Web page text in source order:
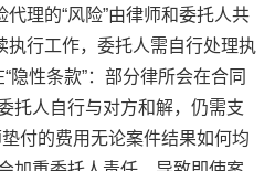
理的“风险”由律师和委托人共
执行工作，委托人需自行处理执
隐性条款”：部分律所会在合同
托人自行与对方和解，仍需支
付的费用无论案件结果如何均